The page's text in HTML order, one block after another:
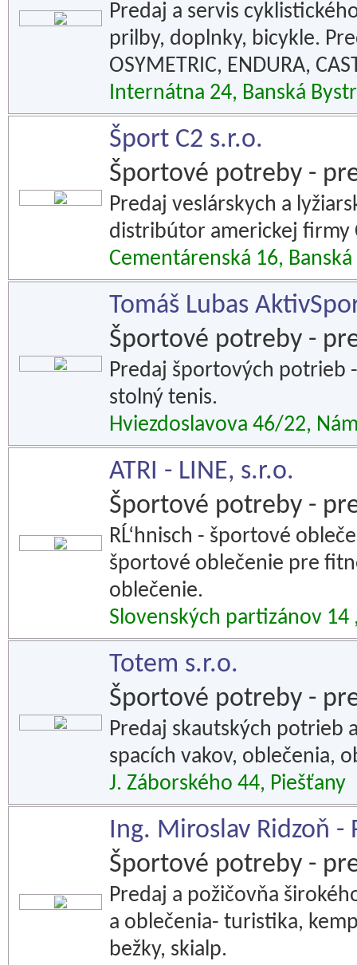
Predaj a servis
prilby, doplnky, bicykle.
OSYMETRIC, ENDURA,
Internátna 24, Banská
Šport C2 s.r.o.
Športové potreby -
Predaj veslárskych a
distribútor americkej firmy
Cementárenská 16,
Tomáš Lubas
Športové potreby -
Predaj športových potrieb
stolný tenis.
Hviezdoslavova 46/22,
ATRI - LINE, s.r.o.
Športové potreby -
RĹ‘hnisch - športové
športové oblečenie pre
oblečenie.
Slovenských partizánov 14
Totem s.r.o.
Športové potreby -
Predaj skautských potrieb
spacích vakov, oblečenia,
J. Záborského 44, Piešťany
Ing. Miroslav Ridzoň -
Športové potreby -
Predaj a požičovňa
a oblečenia- turistika,
bežky, skialp.